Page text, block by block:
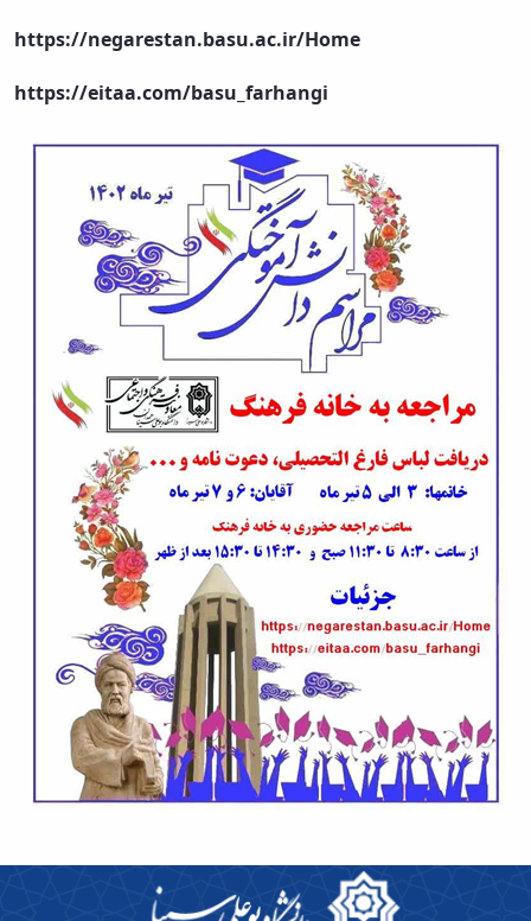
Services
https://negarestan.basu.ac.ir/Home
https://eitaa.com/basu_farhangi